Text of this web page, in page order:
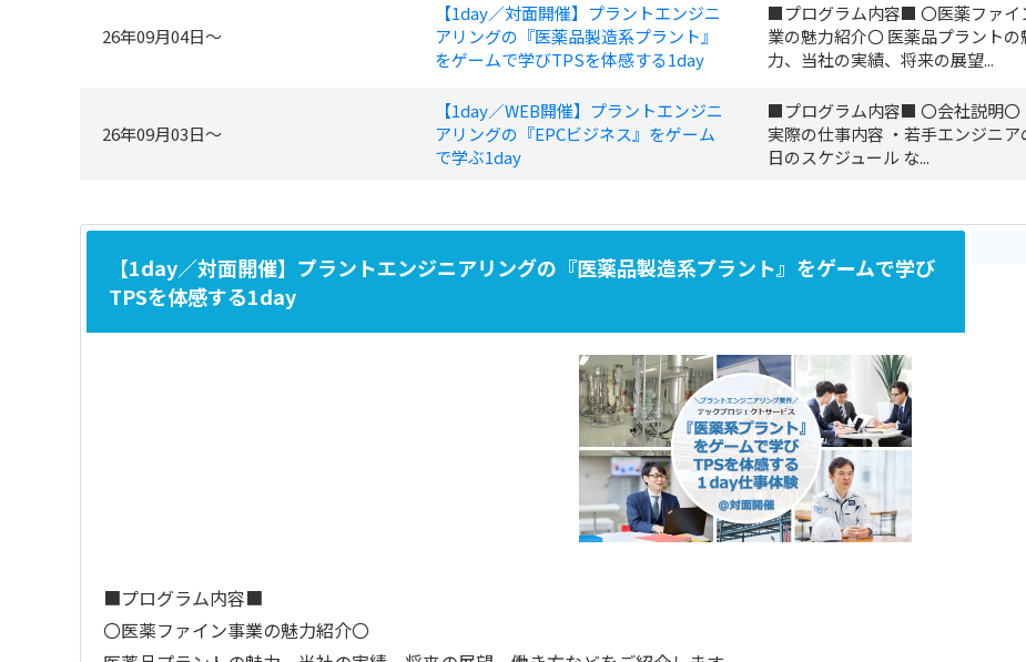
26年09月04日～
【1day／対面開催】プラントエンジニ
アリングの『医薬品製造系プラント』
をゲームで学びTPSを体感する1day
■プログラム内容■ 〇医薬ファイ
業の魅力紹介〇 医薬品プラントの
力、当社の実績、将来の展望...
26年09月03日～
【1day／WEB開催】プラントエンジニ
アリングの『EPCビジネス』をゲーム
で学ぶ1day
■プログラム内容■ 〇会社説明〇
実際の仕事内容 ・若手エンジニア
日のスケジュール な...
【1day／対面開催】プラントエンジニアリングの『医薬品製造系プラント』をゲームで学び
TPSを体感する1day
■プログラム内容■
〇医薬ファイン事業の魅力紹介〇